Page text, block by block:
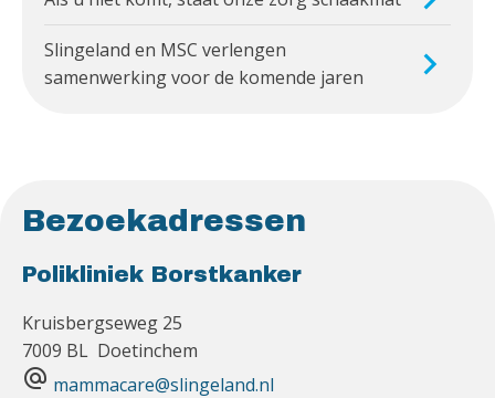
Slingeland en MSC verlengen
samenwerking voor de komende jaren
Bezoekadressen
Polikliniek Borstkanker
Kruisbergseweg 25
7009 BL Doetinchem
alternate_email mammacare@slingeland.nl